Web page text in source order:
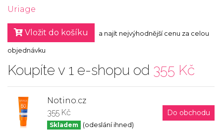
Uriage
Vložit do košíku a najít nejvýhodnější cenu za celou
objednávku
Koupíte v 1 e-shopu od 355 Kč
Notino.cz
355 Kč
Skladem (odeslání ihned)
Do obchodu